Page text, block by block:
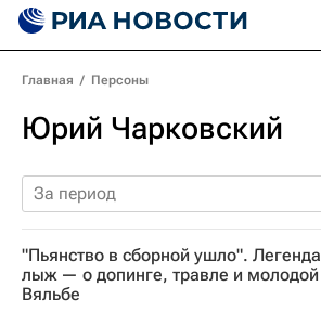
Главная / Персоны
Юрий Чарковский
За период
"Пьянство в сборной ушло". Легенда
лыж — о допинге, травле и молодой
Вяльбе